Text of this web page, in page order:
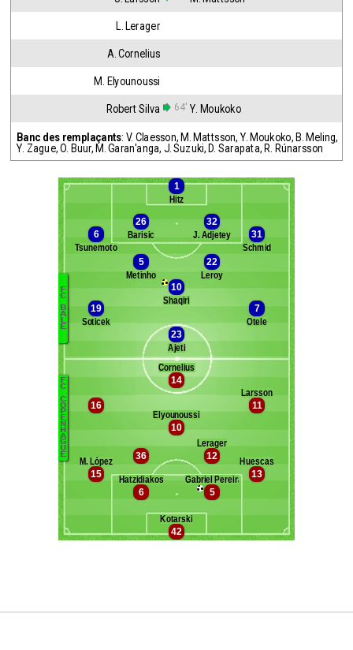
L. Lerager
A. Cornelius
M. Elyounoussi
Robert Silva 64' Y. Moukoko
Banc des remplaçants: V. Claesson, M. Mattsson, Y. Moukoko, B. Meling,
Y. Zague,O. Buur, M. Garan'anga, J. Suzuki, D. Sarapata, R. Rúnarsson